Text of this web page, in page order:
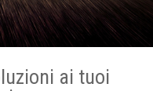
ai tuoi